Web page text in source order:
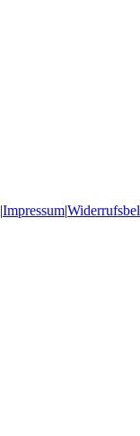
|Impressum|